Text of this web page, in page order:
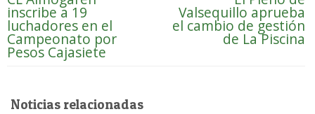
inscribe a 19
luchadores en el
Campeonato por
Pesos Cajasiete
Valsequillo aprueba
el cambio de gestión
de La Piscina
Noticias relacionadas